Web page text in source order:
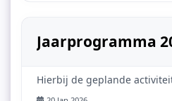
Jaarprogramma
Hierbij de geplande